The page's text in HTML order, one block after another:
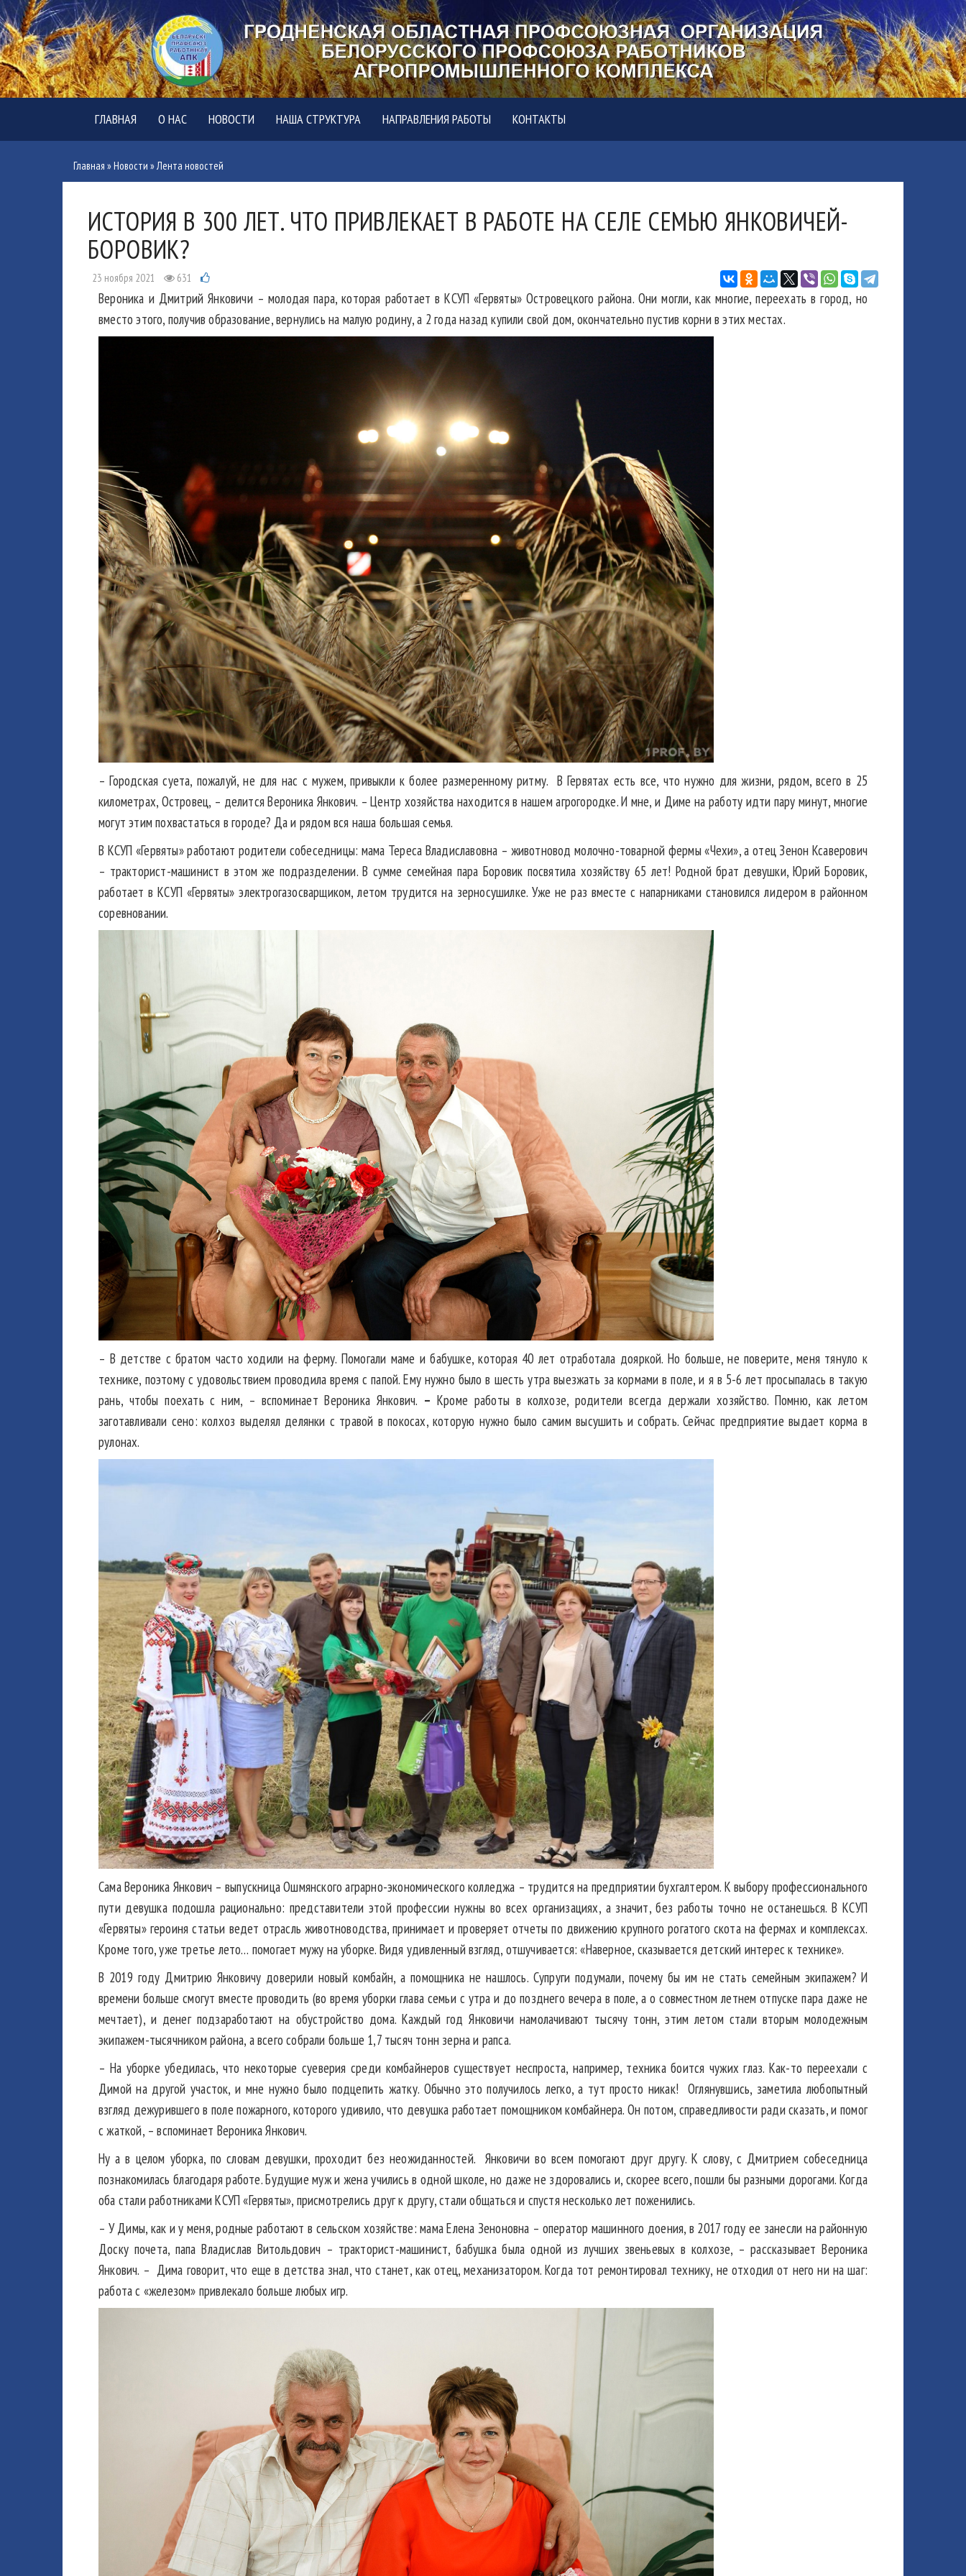
ГЛАВНАЯ О НАС НОВОСТИ НАША СТРУКТУРА НАПРАВЛЕНИЯ РАБОТЫ КОНТАКТЫ
Главная »Новости »Лента новостей
ИСТОРИЯ В 300 ЛЕТ. ЧТО ПРИВЛЕКАЕТ В РАБОТЕ НА СЕЛЕ СЕМЬЮ ЯНКОВИЧЕЙ-
БОРОВИК?
23 ноября 2021 631
Вероника и Дмитрий Янковичи – молодая пара, которая работает в КСУП «Гервяты» Островецкого района. Они могли, как многие, переехать в город, но
вместо этого, получив образование, вернулись на малую родину, а 2 года назад купили свой дом, окончательно пустив корни в этих местах.
– Городская суета, пожалуй, не для нас с мужем, привыкли к более размеренному ритму. В Гервятах есть все, что нужно для жизни, рядом, всего в 25
километрах, Островец, – делится Вероника Янкович. – Центр хозяйства находится в нашем агрогородке. И мне, и Диме на работу идти пару минут, многие
могут этим похвастаться в городе? Да и рядом вся наша большая семья.
В КСУП «Гервяты» работают родители собеседницы: мама Тереса Владиславовна – животновод молочно-товарной фермы «Чехи», а отец Зенон Ксаверович
– тракторист-машинист в этом же подразделении. В сумме семейная пара Боровик посвятила хозяйству 65 лет! Родной брат девушки, Юрий Боровик,
работает в КСУП «Гервяты» электрогазосварщиком, летом трудится на зерносушилке. Уже не раз вместе с напарниками становился лидером в районном
соревновании.
– В детстве с братом часто ходили на ферму. Помогали маме и бабушке, которая 40 лет отработала дояркой. Но больше, не поверите, меня тянуло к
технике, поэтому с удовольствием проводила время с папой. Ему нужно было в шесть утра выезжать за кормами в поле, и я в 5-6 лет просыпалась в такую
рань, чтобы поехать с ним, – вспоминает Вероника Янкович. –Кроме работы в колхозе, родители всегда держали хозяйство. Помню, как летом
заготавливали сено: колхоз выделял делянки с травой в покосах, которую нужно было самим высушить и собрать. Сейчас предприятие выдает корма в
рулонах.
Сама Вероника Янкович – выпускница Ошмянского аграрно-экономического колледжа – трудится на предприятии бухгалтером. К выбору профессионального
пути девушка подошла рационально: представители этой профессии нужны во всех организациях, а значит, без работы точно не останешься. В КСУП
«Гервяты» героиня статьи ведет отрасль животноводства, принимает и проверяет отчеты по движению крупного рогатого скота на фермах и комплексах.
Кроме того, уже третье лето… помогает мужу на уборке. Видя удивленный взгляд, отшучивается: «Наверное, сказывается детский интерес к технике».
В 2019 году Дмитрию Янковичу доверили новый комбайн, а помощника не нашлось. Супруги подумали, почему бы им не стать семейным экипажем? И
времени больше смогут вместе проводить (во время уборки глава семьи с утра и до позднего вечера в поле, а о совместном летнем отпуске пара даже не
мечтает), и денег подзаработают на обустройство дома. Каждый год Янковичи намолачивают тысячу тонн, этим летом стали вторым молодежным
экипажем-тысячником района, а всего собрали больше 1,7 тысяч тонн зерна и рапса.
– На уборке убедилась, что некоторые суеверия среди комбайнеров существует неспроста, например, техника боится чужих глаз. Как-то переехали с
Димой на другой участок, и мне нужно было подцепить жатку. Обычно это получилось легко, а тут просто никак! Оглянувшись, заметила любопытный
взгляд дежурившего в поле пожарного, которого удивило, что девушка работает помощником комбайнера. Он потом, справедливости ради сказать, и помог
с жаткой, – вспоминает Вероника Янкович.
Ну а в целом уборка, по словам девушки, проходит без неожиданностей. Янковичи во всем помогают друг другу. К слову, с Дмитрием собеседница
познакомилась благодаря работе. Будущие муж и жена учились в одной школе, но даже не здоровались и, скорее всего, пошли бы разными дорогами. Когда
оба стали работниками КСУП «Гервяты», присмотрелись друг к другу, стали общаться и спустя несколько лет поженились.
– У Димы, как и у меня, родные работают в сельском хозяйстве: мама Елена Зеноновна – оператор машинного доения, в 2017 году ее занесли на районную
Доску почета, папа Владислав Витольдович – тракторист-машинист, бабушка была одной из лучших звеньевых в колхозе, – рассказывает Вероника
Янкович. – Дима говорит, что еще в детства знал, что станет, как отец, механизатором. Когда тот ремонтировал технику, не отходил от него ни на шаг:
работа с «железом» привлекало больше любых игр.